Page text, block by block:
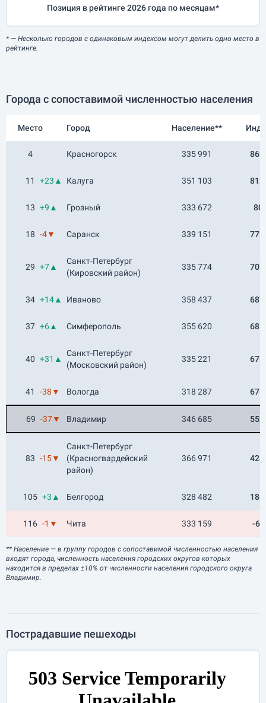
Позиция в рейтинге 2026 года по месяцам*
*— Несколько городов с одинаковым индексом могут делить одно место в
рейтинге.
Города с сопоставимой численностью населения
Место Город Население**
4 Красногорск 335 991
11 +23▲ Калуга 351 103
13 +9▲ Грозный 333 672
18 -4▼ Саранск 339 151
29 +7▲
Санкт-Петербург
(Кировский район)
335 774
34 +14▲ Иваново 358 437
37 +6▲ Симферополь 355 620
40 +31▲
Санкт-Петербург
(Московский район)
335 221
41 -38▼ Вологда 318 287
69 -37▼ Владимир 346 685
83 -15▼
Санкт-Петербург
(Красногвардейский
район)
366 971
105 +3▲ Белгород 328 482
116 -1▼ Чита 333 159 -
** Население — в группу городов с сопоставимой численностью населения
входят города, численность населения городских округов которых
находится в пределах ±10% от численности населения городского округа
Владимир.
Пострадавшие пешеходы